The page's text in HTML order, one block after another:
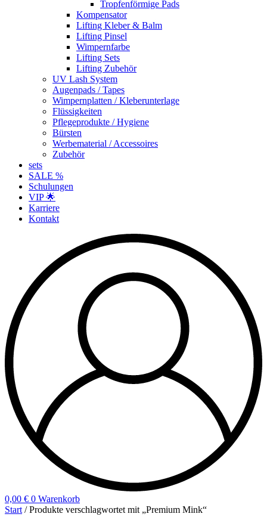
Tropfenförmige Pads
Kompensator
Lifting Kleber & Balm
Lifting Pinsel
Wimpernfarbe
Lifting Sets
Lifting Zubehör
UV Lash System
Augenpads / Tapes
Wimpernplatten / Kleberunterlage
Flüssigkeiten
Pflegeprodukte / Hygiene
Bürsten
Werbematerial / Accessoires
Zubehör
sets
SALE %
Schulungen
VIP 🌟
Karriere
Kontakt
0,00 € 0 Warenkorb
Start / Produkte verschlagwortet mit „Premium Mink“